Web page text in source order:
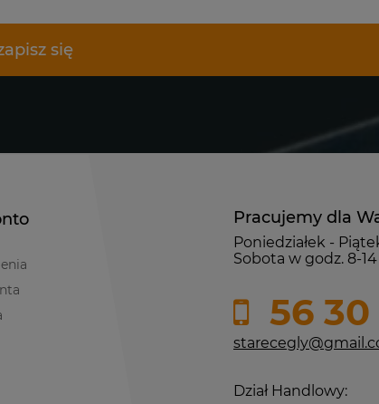
się
Pracujemy dla
Poniedziałek -
Sobota w godz. 8-14
56 30
Dział Handlowy: